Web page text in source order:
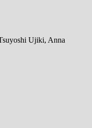
Ujiki, Anna